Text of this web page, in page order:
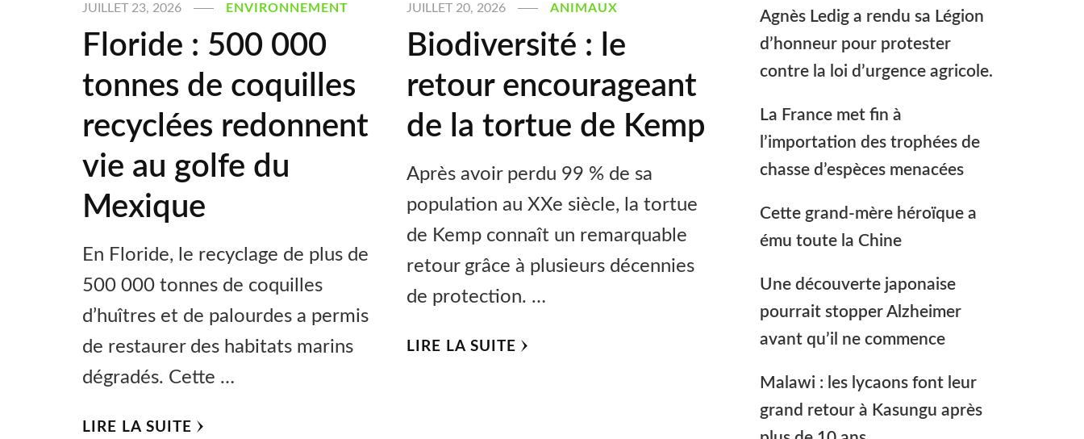
JUILLET 23, 2026 ENVIRONNEMENT
Floride : 500 000
tonnes de coquilles
recyclées redonnent
vie au golfe du
Mexique
En Floride, le recyclage de plus de
500 000 tonnes de coquilles
d’huîtres et de palourdes a permis
de restaurer des habitats marins
dégradés. Cette …
LIRE LA SUITE
JUILLET 20, 2026 ANIMAUX
Biodiversité : le
retour encourageant
de la tortue de Kemp
Après avoir perdu 99 % de sa
population au XXe siècle, la tortue
de Kemp connaît un remarquable
retour grâce à plusieurs décennies
de protection. …
LIRE LA SUITE
Agnès Ledig a rendu sa Légion
d’honneur pour protester
contre la loi d’urgence agricole.
La France met fin à
l’importation des trophées de
chasse d’espèces menacées
Cette grand-mère héroïque a
ému toute la Chine
Une découverte japonaise
pourrait stopper Alzheimer
avant qu’il ne commence
Malawi : les lycaons font leur
grand retour à Kasungu après